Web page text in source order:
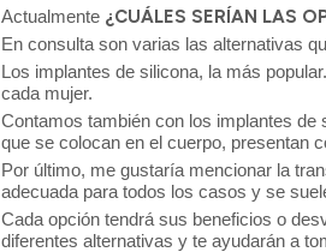
Actualmente ¿CUÁLES SERÍAN LAS
En consulta son varias las alternativas
Los implantes de silicona, la más
cada mujer.
Contamos también con los implantes de
que se colocan en el cuerpo, presentan
Por último, me gustaría mencionar la
adecuada para todos los casos y se
Cada opción tendrá sus beneficios o
diferentes alternativas y te ayudarán a